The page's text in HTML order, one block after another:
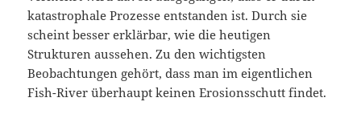
katastrophale Prozesse entstanden ist. Durch sie
scheint besser erklärbar, wie die heutigen
Strukturen aussehen. Zu den wichtigsten
Beobachtungen gehört, dass man im eigentlichen
Fish-River überhaupt keinen Erosionsschutt findet.